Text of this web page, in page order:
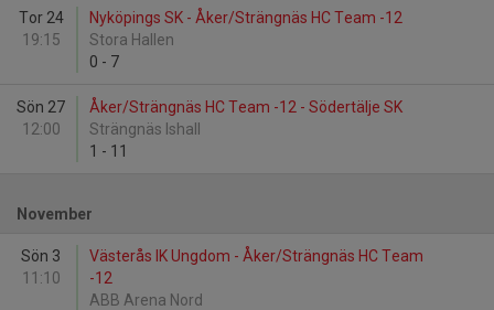
Tor 24
19:15
Nyköpings SK - Åker/Strängnäs HC Team -12
Stora Hallen
0 - 7
Sön 27
12:00
Åker/Strängnäs HC Team -12 - Södertälje SK
Strängnäs Ishall
1 - 11
November
Sön 3
11:10
Västerås IK Ungdom - Åker/Strängnäs HC Team
-12
ABB Arena Nord